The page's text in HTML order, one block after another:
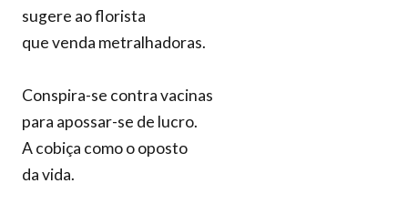
sugere ao florista
que venda metralhadoras.
Conspira-se contra vacinas
para apossar-se de lucro.
A cobiça como o oposto
da vida.